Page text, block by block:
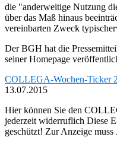
die "anderweitige Nutzung
über das Maß hinaus
vereinbarten Zweck
Der BGH hat die
seiner Homepage
COLLEGA-Wochen-Ticker
13.07.2015
Hier können Sie den
jederzeit widerruflich Diese
geschützt! Zur Anzeige muss